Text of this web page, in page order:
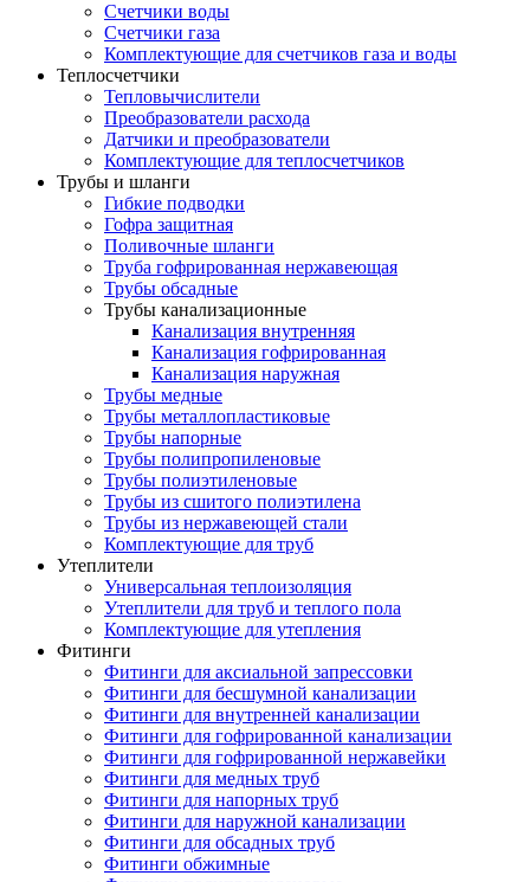
Счетчики воды
Счетчики газа
Комплектующие для счетчиков газа и воды
Теплосчетчики
Тепловычислители
Преобразователи расхода
Датчики и преобразователи
Комплектующие для теплосчетчиков
Трубы и шланги
Гибкие подводки
Гофра защитная
Поливочные шланги
Труба гофрированная нержавеющая
Трубы обсадные
Трубы канализационные
Канализация внутренняя
Канализация гофрированная
Канализация наружная
Трубы медные
Трубы металлопластиковые
Трубы напорные
Трубы полипропиленовые
Трубы полиэтиленовые
Трубы из сшитого полиэтилена
Трубы из нержавеющей стали
Комплектующие для труб
Утеплители
Универсальная теплоизоляция
Утеплители для труб и теплого пола
Комплектующие для утепления
Фитинги
Фитинги для аксиальной запрессовки
Фитинги для бесшумной канализации
Фитинги для внутренней канализации
Фитинги для гофрированной канализации
Фитинги для гофрированной нержавейки
Фитинги для медных труб
Фитинги для напорных труб
Фитинги для наружной канализации
Фитинги для обсадных труб
Фитинги обжимные